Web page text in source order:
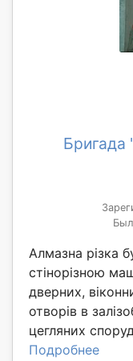
Бригада
Алмазна різка
стінорізною
дверних,
отворів в
цегляних
Подробнее